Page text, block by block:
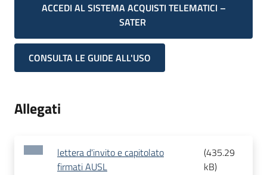
ACCEDI AL SISTEMA ACQUISTI TELEMATICI –
SATER
CONSULTA LE GUIDE ALL'USO
Allegati
lettera d'invito e capitolato
firmati AUSL
(435.29
kB)